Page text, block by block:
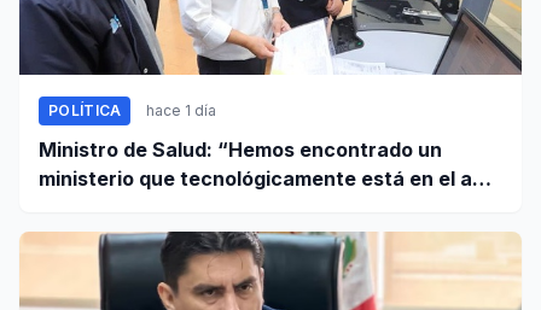
POLÍTICA hace 1 día
Ministro de Salud: “Hemos encontrado un
ministerio que tecnológicamente está en el año